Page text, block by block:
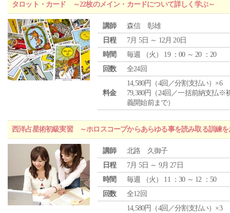
タロット・カード ～22枚のメイン・カードについて詳しく学ぶ～
講師
森信 彰雄
日程
7月 5日 ～ 12月 20日
時間
毎週 （火 ） 19 ：00 ～ 20 ：20
回数
全24回
料金
14,580円（4回／分割支払い）×6
79,380円（24回／一括前納支払※
義開始前まで）
西洋占星術初級実習 ～ホロスコープからあらゆる事を読み取る訓練を
講師
北路 久御子
日程
7月 5日 ～ 9月 27日
時間
毎週 （火 ） 11 ：30 ～ 12 ：50
回数
全12回
14,580円（4回／分割支払い）×3